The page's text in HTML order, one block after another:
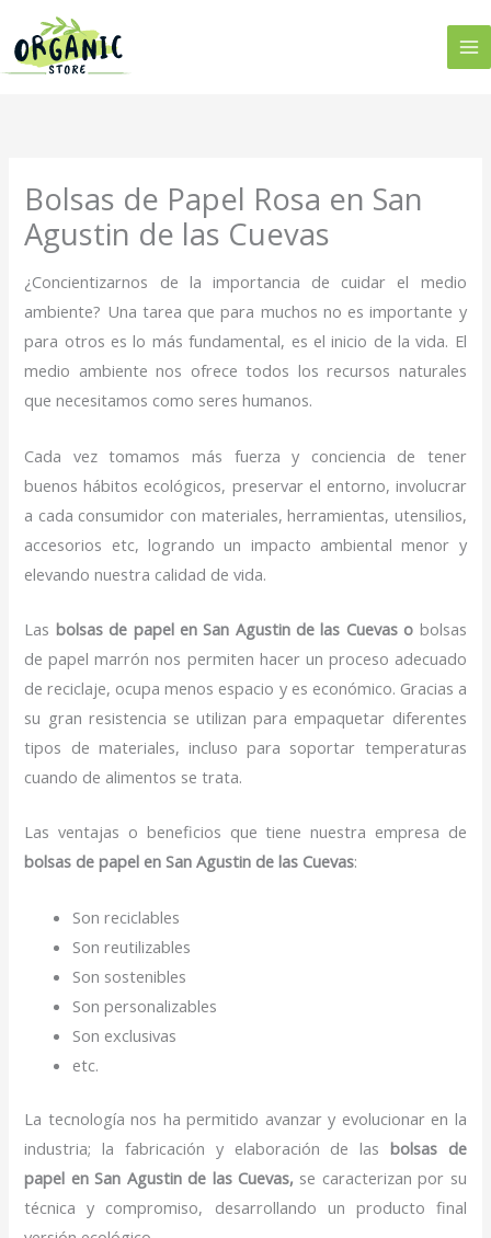
contenido
Bolsas de Papel Rosa en San
Agustin de las Cuevas
¿Concientizarnos de la importancia de cuidar el medio
ambiente? Una tarea que para muchos no es importante y
para otros es lo más fundamental, es el inicio de la vida. El
medio ambiente nos ofrece todos los recursos naturales
que necesitamos como seres humanos.
Cada vez tomamos más fuerza y conciencia de tener
buenos hábitos ecológicos, preservar el entorno, involucrar
a cada consumidor con materiales, herramientas, utensilios,
accesorios etc, logrando un impacto ambiental menor y
elevando nuestra calidad de vida.
Las bolsas de papel en San Agustin de las Cuevas o bolsas
de papel marrón nos permiten hacer un proceso adecuado
de reciclaje, ocupa menos espacio y es económico. Gracias a
su gran resistencia se utilizan para empaquetar diferentes
tipos de materiales, incluso para soportar temperaturas
cuando de alimentos se trata.
Las ventajas o beneficios que tiene nuestra empresa de
bolsas de papel en San Agustin de las Cuevas:
Son reciclables
Son reutilizables
Son sostenibles
Son personalizables
Son exclusivas
etc.
La tecnología nos ha permitido avanzar y evolucionar en la
industria; la fabricación y elaboración de las bolsas de
papel en San Agustin de las Cuevas, se caracterizan por su
técnica y compromiso, desarrollando un producto final